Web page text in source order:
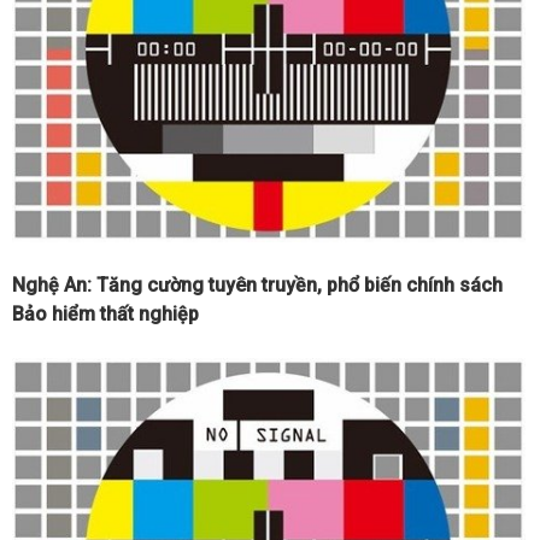
Nghệ An: Tăng cường tuyên truyền, phổ biến chính sách
Bảo hiểm thất nghiệp